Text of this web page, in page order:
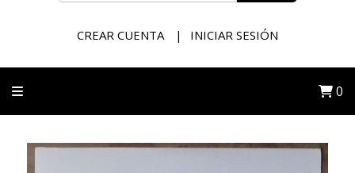
CREAR CUENTA INICIAR SESIÓN
0